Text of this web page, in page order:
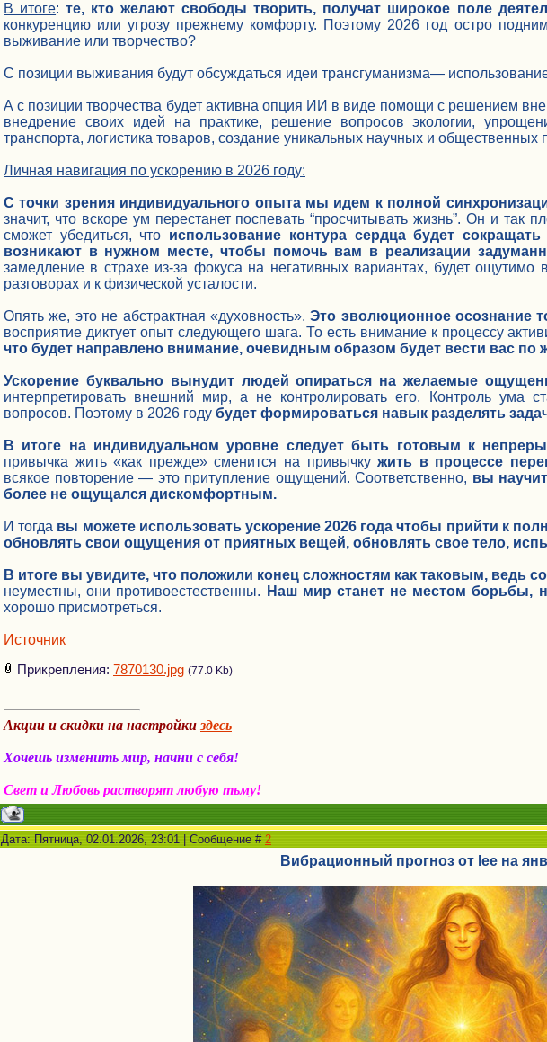
В итоге:те, кто желают свободы творить, получат широкое поле
конкуренцию или угрозу прежнему комфорту. Поэтому 2026 год остро
выживание или творчество?
С позиции выживания будут обсуждаться идеи трансгуманизма—
А с позиции творчества будет активна опция ИИ в виде помощи с решением
внедрение своих идей на практике, решение вопросов экологии,
транспорта, логистика товаров, создание уникальных научных и общественных
Личная навигация по ускорению в 2026 году:
С точки зрения индивидуального опыта мы идем к полной
значит, что вскоре ум перестанет поспевать “просчитывать жизнь”. Он и так
сможет убедиться, что использование контура сердца будет
возникают в нужном месте, чтобы помочь вам в реализации
замедление в страхе из-за фокуса на негативных вариантах, будет
разговорах и к физической усталости.
Опять же, это не абстрактная «духовность».Это эволюционное осознание
восприятие диктует опыт следующего шага. То есть внимание к процессу
что будет направлено внимание, очевидным образом будет вести вас по
Ускорение буквально вынудит людей опираться на желаемые
интерпретировать внешний мир, а не контролировать его. Контроль ума
вопросов. Поэтому в 2026 году будет формироваться навык разделять
В итоге на индивидуальном уровне следует быть готовым к
привычка жить «как прежде» сменится на привычкужить в процессе
всякое повторение — это притупление ощущений. Соответственно, вы
более не ощущался дискомфортным.
И тогда вы можете использовать ускорение 2026 года чтобы прийти к
обновлять свои ощущения от приятных вещей, обновлять свое тело,
В итоге вы увидите, что положили конец сложностям как таковым, ведь
неуместны, они противоестественны.
Наш мир станет не местом борьбы,
хорошо присмотреться.
Источник
Прикрепления: 7870130.jpg (77.0 Kb)
Акции и скидки на настройки здесь
Хочешь изменить мир, начни с себя!
Свет и Любовь растворят любую тьму!
Дата: Пятница, 02.01.2026, 23:01 | Сообщение # 2
Вибрационный прогноз от lee на